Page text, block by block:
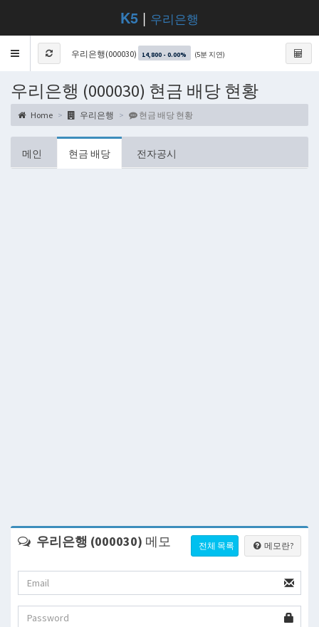
K5 | 우리은행
Toggle
navigation
우리은행(000030) 14,800 - 0.00% (5분 지연)
우리은행 (000030) 현금 배당 현황
Home 우리은행 현금 배당 현황
메인 현금 배당 전자공시
우리은행 (000030) 메모 전체 목록 메모란?